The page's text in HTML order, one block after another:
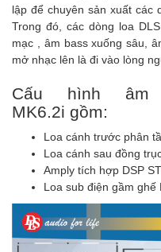
lập để chuyên sản xuất các
Trong đó, các dòng loa
mạc , âm bass xuống sâu,
mở nhạc lên là đi vào lòng
Cấu hình âm
MK6.2i gồm:
Loa cánh trước phân
Loa cánh sau đồng
Amply tích hợp DSP
Loa sub điện gầm ghế